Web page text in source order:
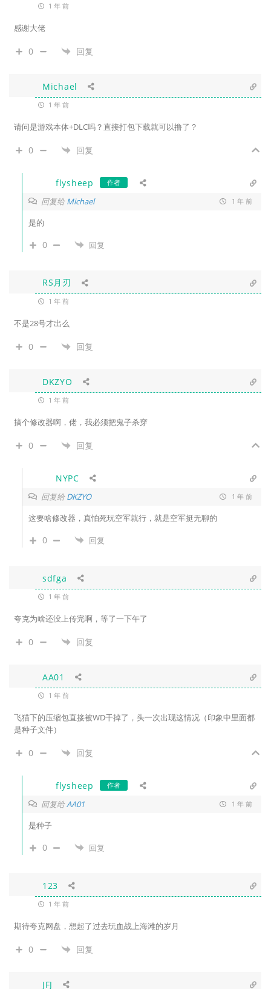
1 年 前
感谢大佬
0 回复
Michael
1 年 前
请问是游戏本体+DLC吗？直接打包下载就可以撸了？
0 回复
flysheep 作者
回复给Michael 1 年 前
是的
0 回复
RS月刃
1 年 前
不是28号才出么
0 回复
DKZYO
1 年 前
搞个修改器啊，佬，我必须把鬼子杀穿
0 回复
NYPC
回复给DKZYO 1 年 前
这要啥修改器，真怕死玩空军就行，就是空军挺无聊的
0 回复
sdfga
1 年 前
夸克为啥还没上传完啊，等了一下午了
0 回复
AA01
1 年 前
飞猫下的压缩包直接被WD干掉了，头一次出现这情况（印象中里面都
是种子文件）
0 回复
flysheep 作者
回复给AA01 1 年 前
是种子
0 回复
123
1 年 前
期待夸克网盘，想起了过去玩血战上海滩的岁月
0 回复
JFJ